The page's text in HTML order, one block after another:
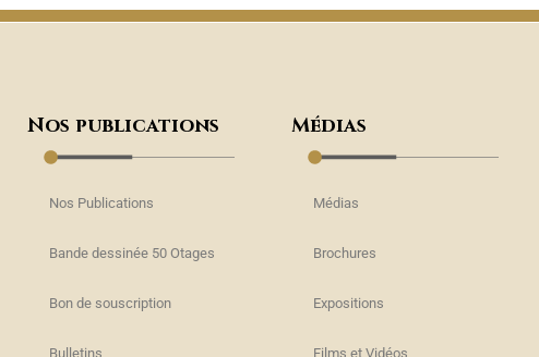
Nos publications
Nos Publications
Bande dessinée 50 Otages
Bon de souscription
Bulletins
Médias
Médias
Brochures
Expositions
Films et Vidéos